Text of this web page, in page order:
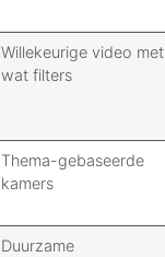
Willekeurige video met
wat filters
Thema-gebaseerde
kamers
Duurzame